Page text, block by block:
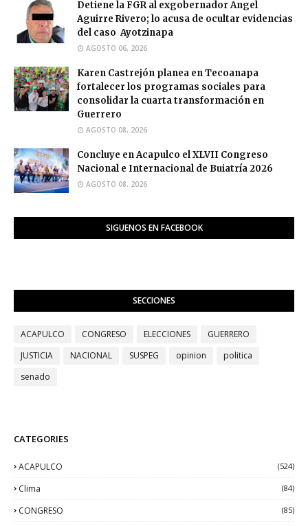
Detiene la FGR al exgobernador Angel
Aguirre Rivero; lo acusa de ocultar evidencias
del caso Ayotzinapa
AGOSTO 06, 2026
Karen Castrejón planea en Tecoanapa
fortalecer los programas sociales para
consolidar la cuarta transformación en
Guerrero
AGOSTO 08, 2026
Concluye en Acapulco el XLVII Congreso
Nacional e Internacional de Buiatría 2026
AGOSTO 08, 2026
SIGUENOS EN FACEBOOK
SECCIONES
ACAPULCO CONGRESO ELECCIONES
GUERRERO
JUSTICIA
NACIONAL SUSPEG opinion
politica
senado
CATEGORIES
ACAPULCO (524)
Clima (84)
CONGRESO (85)